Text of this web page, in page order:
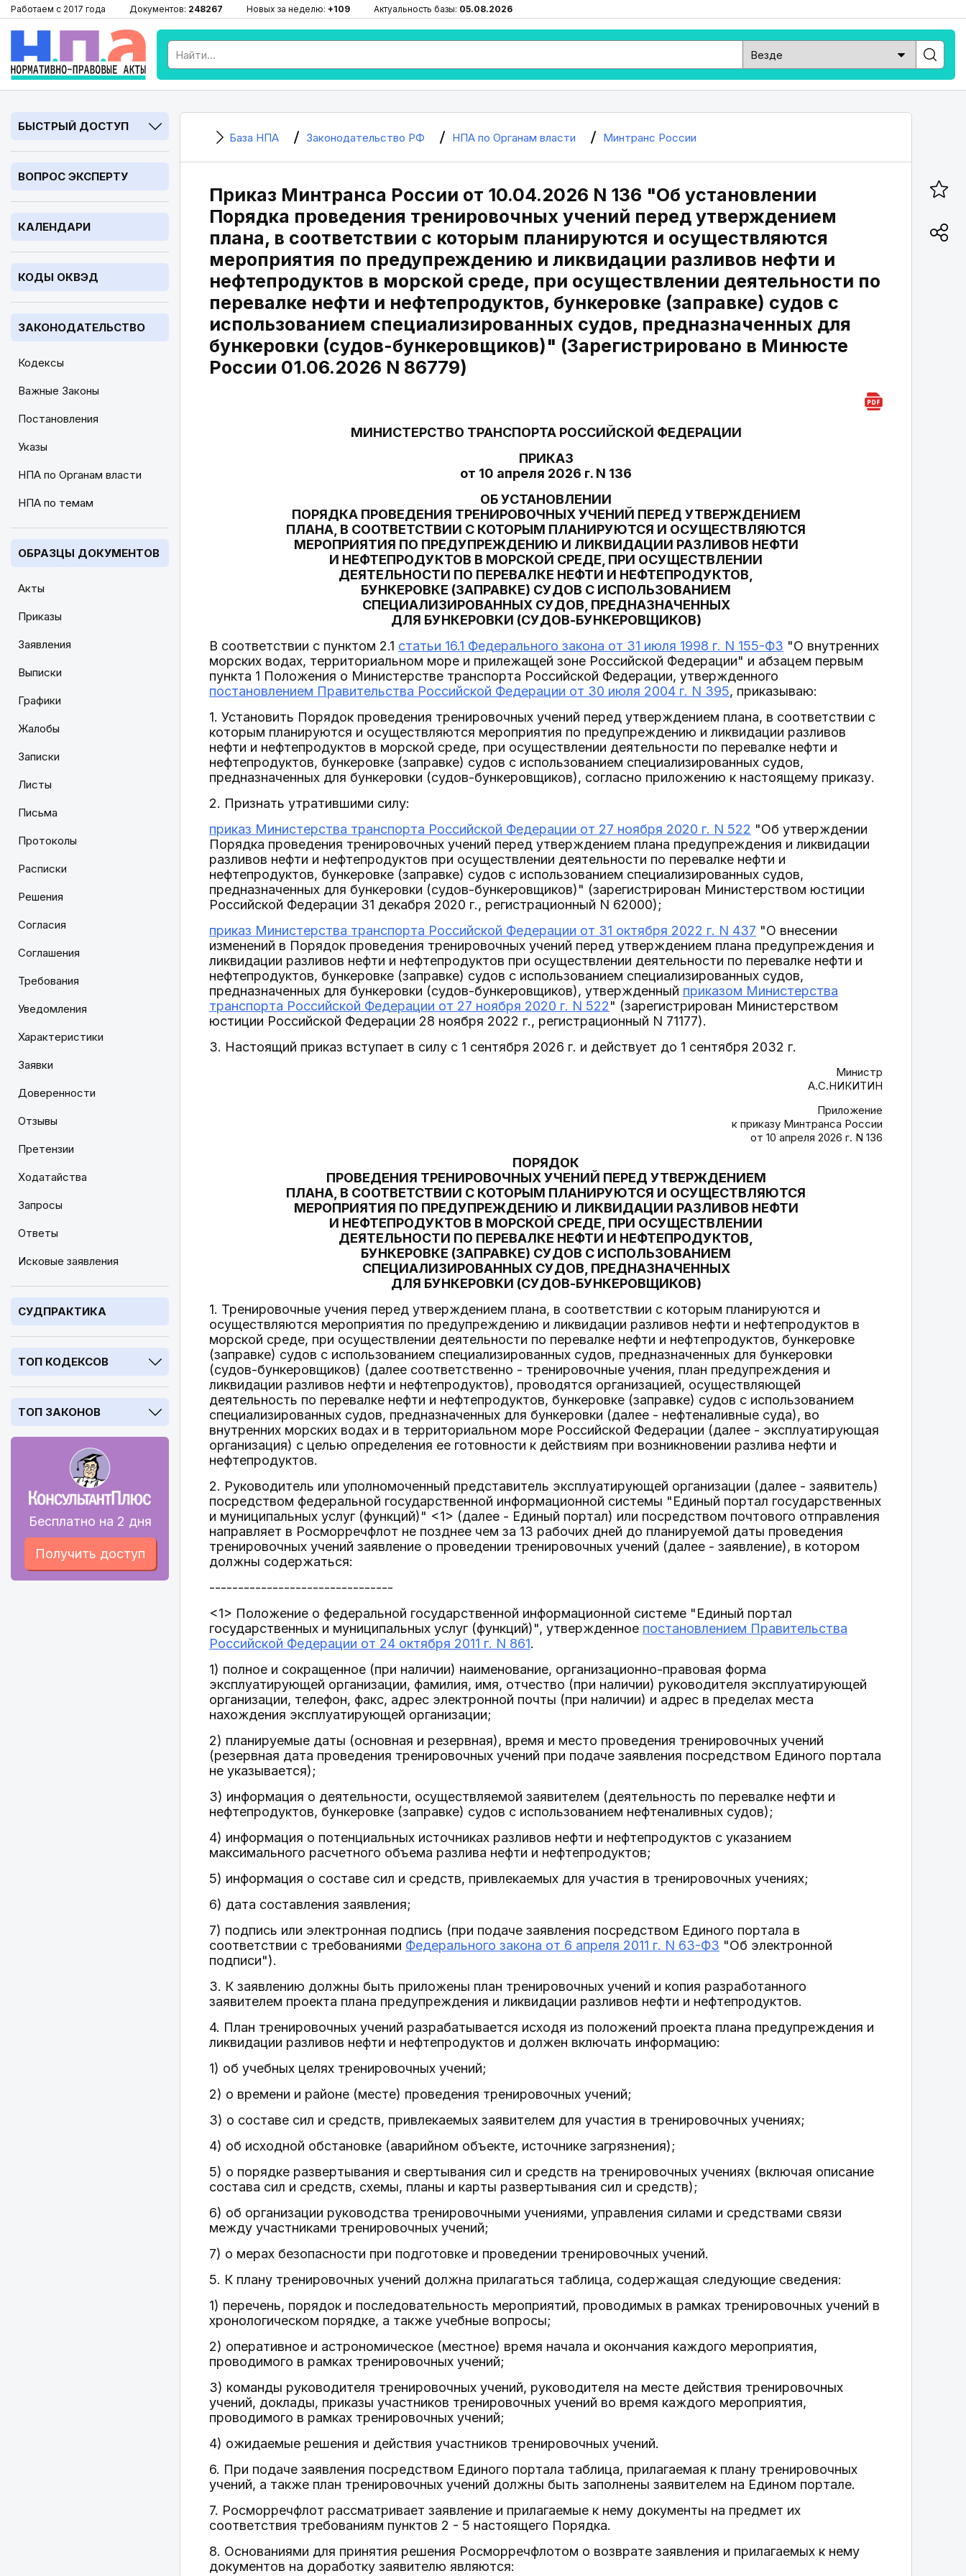
Работаем с 2017 года Документов: 248267 Новых за неделю: +109 Актуальность базы: 05.08.2026
БЫСТРЫЙ ДОСТУП
ВОПРОС ЭКСПЕРТУ
КАЛЕНДАРИ
КОДЫ ОКВЭД
ЗАКОНОДАТЕЛЬСТВО
Кодексы
Важные Законы
Постановления
Указы
НПА по Органам власти
НПА по темам
ОБРАЗЦЫ ДОКУМЕНТОВ
Акты
Приказы
Заявления
Выписки
Графики
Жалобы
Записки
Листы
Письма
Протоколы
Расписки
Решения
Согласия
Соглашения
Требования
Уведомления
Характеристики
Заявки
Доверенности
Отзывы
Претензии
Ходатайства
Запросы
Ответы
Исковые заявления
СУДПРАКТИКА
ТОП КОДЕКСОВ
ТОП ЗАКОНОВ
Бесплатно на 2 дня
Получить доступ
База НПА Законодательство РФ НПА по Органам власти Минтранс России
Приказ Минтранса России от 10.04.2026 N 136 "Об установлении
Порядка проведения тренировочных учений перед утверждением
плана, в соответствии с которым планируются и осуществляются
мероприятия по предупреждению и ликвидации разливов нефти и
нефтепродуктов в морской среде, при осуществлении деятельности по
перевалке нефти и нефтепродуктов, бункеровке (заправке) судов с
использованием специализированных судов, предназначенных для
бункеровки (судов-бункеровщиков)" (Зарегистрировано в Минюсте
России 01.06.2026 N 86779)
МИНИСТЕРСТВО ТРАНСПОРТА РОССИЙСКОЙ ФЕДЕРАЦИИ
ПРИКАЗ
от 10 апреля 2026 г. N 136
ОБ УСТАНОВЛЕНИИ
ПОРЯДКА ПРОВЕДЕНИЯ ТРЕНИРОВОЧНЫХ УЧЕНИЙ ПЕРЕД УТВЕРЖДЕНИЕМ
ПЛАНА, В СООТВЕТСТВИИ С КОТОРЫМ ПЛАНИРУЮТСЯ И ОСУЩЕСТВЛЯЮТСЯ
МЕРОПРИЯТИЯ ПО ПРЕДУПРЕЖДЕНИЮ И ЛИКВИДАЦИИ РАЗЛИВОВ НЕФТИ
И НЕФТЕПРОДУКТОВ В МОРСКОЙ СРЕДЕ, ПРИ ОСУЩЕСТВЛЕНИИ
ДЕЯТЕЛЬНОСТИ ПО ПЕРЕВАЛКЕ НЕФТИ И НЕФТЕПРОДУКТОВ,
БУНКЕРОВКЕ (ЗАПРАВКЕ) СУДОВ С ИСПОЛЬЗОВАНИЕМ
СПЕЦИАЛИЗИРОВАННЫХ СУДОВ, ПРЕДНАЗНАЧЕННЫХ
ДЛЯ БУНКЕРОВКИ (СУДОВ-БУНКЕРОВЩИКОВ)
В соответствии с пунктом 2.1 статьи 16.1 Федерального закона от 31 июля 1998 г. N 155-ФЗ "О внутренних
морских водах, территориальном море и прилежащей зоне Российской Федерации" и абзацем первым
пункта 1 Положения о Министерстве транспорта Российской Федерации, утвержденного
постановлением Правительства Российской Федерации от 30 июля 2004 г. N 395, приказываю:
1. Установить Порядок проведения тренировочных учений перед утверждением плана, в соответствии с
которым планируются и осуществляются мероприятия по предупреждению и ликвидации разливов
нефти и нефтепродуктов в морской среде, при осуществлении деятельности по перевалке нефти и
нефтепродуктов, бункеровке (заправке) судов с использованием специализированных судов,
предназначенных для бункеровки (судов-бункеровщиков), согласно приложению к настоящему приказу.
2. Признать утратившими силу:
приказ Министерства транспорта Российской Федерации от 27 ноября 2020 г. N 522 "Об утверждении
Порядка проведения тренировочных учений перед утверждением плана предупреждения и ликвидации
разливов нефти и нефтепродуктов при осуществлении деятельности по перевалке нефти и
нефтепродуктов, бункеровке (заправке) судов с использованием специализированных судов,
предназначенных для бункеровки (судов-бункеровщиков)" (зарегистрирован Министерством юстиции
Российской Федерации 31 декабря 2020 г., регистрационный N 62000);
приказ Министерства транспорта Российской Федерации от 31 октября 2022 г. N 437 "О внесении
изменений в Порядок проведения тренировочных учений перед утверждением плана предупреждения и
ликвидации разливов нефти и нефтепродуктов при осуществлении деятельности по перевалке нефти и
нефтепродуктов, бункеровке (заправке) судов с использованием специализированных судов,
предназначенных для бункеровки (судов-бункеровщиков), утвержденный приказом Министерства
транспорта Российской Федерации от 27 ноября 2020 г. N 522" (зарегистрирован Министерством
юстиции Российской Федерации 28 ноября 2022 г., регистрационный N 71177).
3. Настоящий приказ вступает в силу с 1 сентября 2026 г. и действует до 1 сентября 2032 г.
Министр
А.С.НИКИТИН
Приложение
к приказу Минтранса России
от 10 апреля 2026 г. N 136
ПОРЯДОК
ПРОВЕДЕНИЯ ТРЕНИРОВОЧНЫХ УЧЕНИЙ ПЕРЕД УТВЕРЖДЕНИЕМ
ПЛАНА, В СООТВЕТСТВИИ С КОТОРЫМ ПЛАНИРУЮТСЯ И ОСУЩЕСТВЛЯЮТСЯ
МЕРОПРИЯТИЯ ПО ПРЕДУПРЕЖДЕНИЮ И ЛИКВИДАЦИИ РАЗЛИВОВ НЕФТИ
И НЕФТЕПРОДУКТОВ В МОРСКОЙ СРЕДЕ, ПРИ ОСУЩЕСТВЛЕНИИ
ДЕЯТЕЛЬНОСТИ ПО ПЕРЕВАЛКЕ НЕФТИ И НЕФТЕПРОДУКТОВ,
БУНКЕРОВКЕ (ЗАПРАВКЕ) СУДОВ С ИСПОЛЬЗОВАНИЕМ
СПЕЦИАЛИЗИРОВАННЫХ СУДОВ, ПРЕДНАЗНАЧЕННЫХ
ДЛЯ БУНКЕРОВКИ (СУДОВ-БУНКЕРОВЩИКОВ)
1. Тренировочные учения перед утверждением плана, в соответствии с которым планируются и
осуществляются мероприятия по предупреждению и ликвидации разливов нефти и нефтепродуктов в
морской среде, при осуществлении деятельности по перевалке нефти и нефтепродуктов, бункеровке
(заправке) судов с использованием специализированных судов, предназначенных для бункеровки
(судов-бункеровщиков) (далее соответственно - тренировочные учения, план предупреждения и
ликвидации разливов нефти и нефтепродуктов), проводятся организацией, осуществляющей
деятельность по перевалке нефти и нефтепродуктов, бункеровке (заправке) судов с использованием
специализированных судов, предназначенных для бункеровки (далее - нефтеналивные суда), во
внутренних морских водах и в территориальном море Российской Федерации (далее - эксплуатирующая
организация) с целью определения ее готовности к действиям при возникновении разлива нефти и
нефтепродуктов.
2. Руководитель или уполномоченный представитель эксплуатирующей организации (далее - заявитель)
посредством федеральной государственной информационной системы "Единый портал государственных
и муниципальных услуг (функций)" <1> (далее - Единый портал) или посредством почтового отправления
направляет в Росморречфлот не позднее чем за 13 рабочих дней до планируемой даты проведения
тренировочных учений заявление о проведении тренировочных учений (далее - заявление), в котором
должны содержаться:
--------------------------------
<1> Положение о федеральной государственной информационной системе "Единый портал
государственных и муниципальных услуг (функций)", утвержденное постановлением Правительства
Российской Федерации от 24 октября 2011 г. N 861.
1) полное и сокращенное (при наличии) наименование, организационно-правовая форма
эксплуатирующей организации, фамилия, имя, отчество (при наличии) руководителя эксплуатирующей
организации, телефон, факс, адрес электронной почты (при наличии) и адрес в пределах места
нахождения эксплуатирующей организации;
2) планируемые даты (основная и резервная), время и место проведения тренировочных учений
(резервная дата проведения тренировочных учений при подаче заявления посредством Единого портала
не указывается);
3) информация о деятельности, осуществляемой заявителем (деятельность по перевалке нефти и
нефтепродуктов, бункеровке (заправке) судов с использованием нефтеналивных судов);
4) информация о потенциальных источниках разливов нефти и нефтепродуктов с указанием
максимального расчетного объема разлива нефти и нефтепродуктов;
5) информация о составе сил и средств, привлекаемых для участия в тренировочных учениях;
6) дата составления заявления;
7) подпись или электронная подпись (при подаче заявления посредством Единого портала в
соответствии с требованиями Федерального закона от 6 апреля 2011 г. N 63-ФЗ "Об электронной
подписи").
3. К заявлению должны быть приложены план тренировочных учений и копия разработанного
заявителем проекта плана предупреждения и ликвидации разливов нефти и нефтепродуктов.
4. План тренировочных учений разрабатывается исходя из положений проекта плана предупреждения и
ликвидации разливов нефти и нефтепродуктов и должен включать информацию:
1) об учебных целях тренировочных учений;
2) о времени и районе (месте) проведения тренировочных учений;
3) о составе сил и средств, привлекаемых заявителем для участия в тренировочных учениях;
4) об исходной обстановке (аварийном объекте, источнике загрязнения);
5) о порядке развертывания и свертывания сил и средств на тренировочных учениях (включая описание
состава сил и средств, схемы, планы и карты развертывания сил и средств);
6) об организации руководства тренировочными учениями, управления силами и средствами связи
между участниками тренировочных учений;
7) о мерах безопасности при подготовке и проведении тренировочных учений.
5. К плану тренировочных учений должна прилагаться таблица, содержащая следующие сведения:
1) перечень, порядок и последовательность мероприятий, проводимых в рамках тренировочных учений в
хронологическом порядке, а также учебные вопросы;
2) оперативное и астрономическое (местное) время начала и окончания каждого мероприятия,
проводимого в рамках тренировочных учений;
3) команды руководителя тренировочных учений, руководителя на месте действия тренировочных
учений, доклады, приказы участников тренировочных учений во время каждого мероприятия,
проводимого в рамках тренировочных учений;
4) ожидаемые решения и действия участников тренировочных учений.
6. При подаче заявления посредством Единого портала таблица, прилагаемая к плану тренировочных
учений, а также план тренировочных учений должны быть заполнены заявителем на Едином портале.
7. Росморречфлот рассматривает заявление и прилагаемые к нему документы на предмет их
соответствия требованиям пунктов 2 - 5 настоящего Порядка.
8. Основаниями для принятия решения Росморречфлотом о возврате заявления и прилагаемых к нему
документов на доработку заявителю являются: